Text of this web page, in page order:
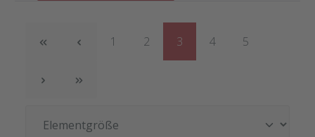
Seite
1 Seite
2 Seite
3 Seite
4 Seite
5